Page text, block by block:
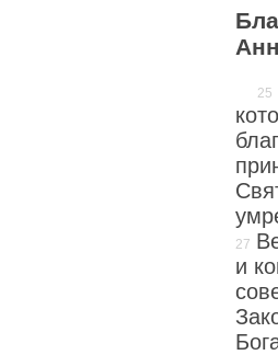
и